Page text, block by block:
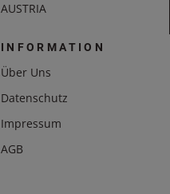
AUSTRIA
INFORMATION
Über Uns
Datenschutz
Impressum
AGB